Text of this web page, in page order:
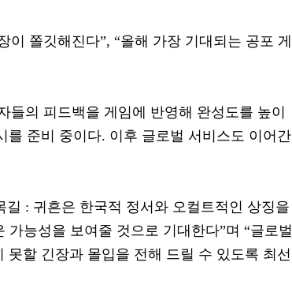
이 쫄깃해진다”, “올해 가장 기대되는 공포 게
들의 피드백을 게임에 반영해 완성도를 높이
를 준비 중이다. 이후 글로벌 서비스도 이어간
길 : 귀흔은 한국적 정서와 오컬트적인 상징을
능성을 보여줄 것으로 기대한다”며 “글로벌
못할 긴장과 몰입을 전해 드릴 수 있도록 최선